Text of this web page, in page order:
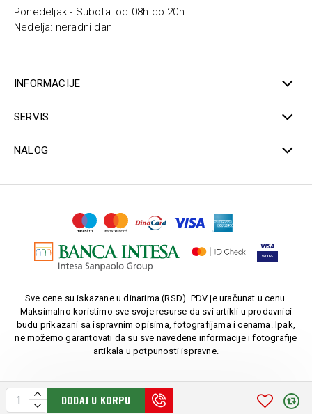
DODAJ U KORPU
Ponedeljak - Subota: od 08h do 20h
Nedelja: neradni dan
INFORMACIJE
SERVIS
NALOG
Sve cene su iskazane u dinarima (RSD). PDV je uračunat u cenu.
Maksimalno koristimo sve svoje resurse da svi artikli u prodavnici
budu prikazani sa ispravnim opisima, fotografijama i cenama. Ipak,
ne možemo garantovati da su sve navedene informacije i fotografije
artikala u potpunosti ispravne.
Copyright © 2010-2026. AU LUKIĆ-LEK. Sva prava zadržana.